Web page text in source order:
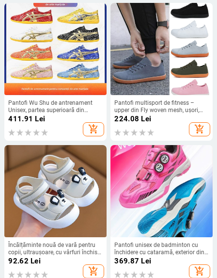
Pantofi Wu Shu de antrenament
Unisex, partea superioară din
microfibră, talpă din tendoane de
vițel, toc mic 1–3 cm, respirabili,
ușori, anti-derapare, încălțăminte
411.91 Lei
add_shopping_cart
Pantofi multisport de fitness –
upper din Fly woven mesh, ușori,
talpă din cauciuc antiderapantă
(drumeții, alpinism, camping)
224.08 Lei
add_shopping_cart
Încălțăminte nouă de vară pentru
copii, ultraușoare, cu vârfuri închise
și cu vârfuri pe jumătate pentru
bebeluși și copii mici cu talpă
92.62 Lei
add_shopping_cart
Pantofi unisex de badminton cu
închidere cu cataramă, exterior din
plasă respirabil, ușori, cu absorbție
a șocurilor, talpă din cauciuc, talpă
joasă
369.87 Lei
add_shopping_cart